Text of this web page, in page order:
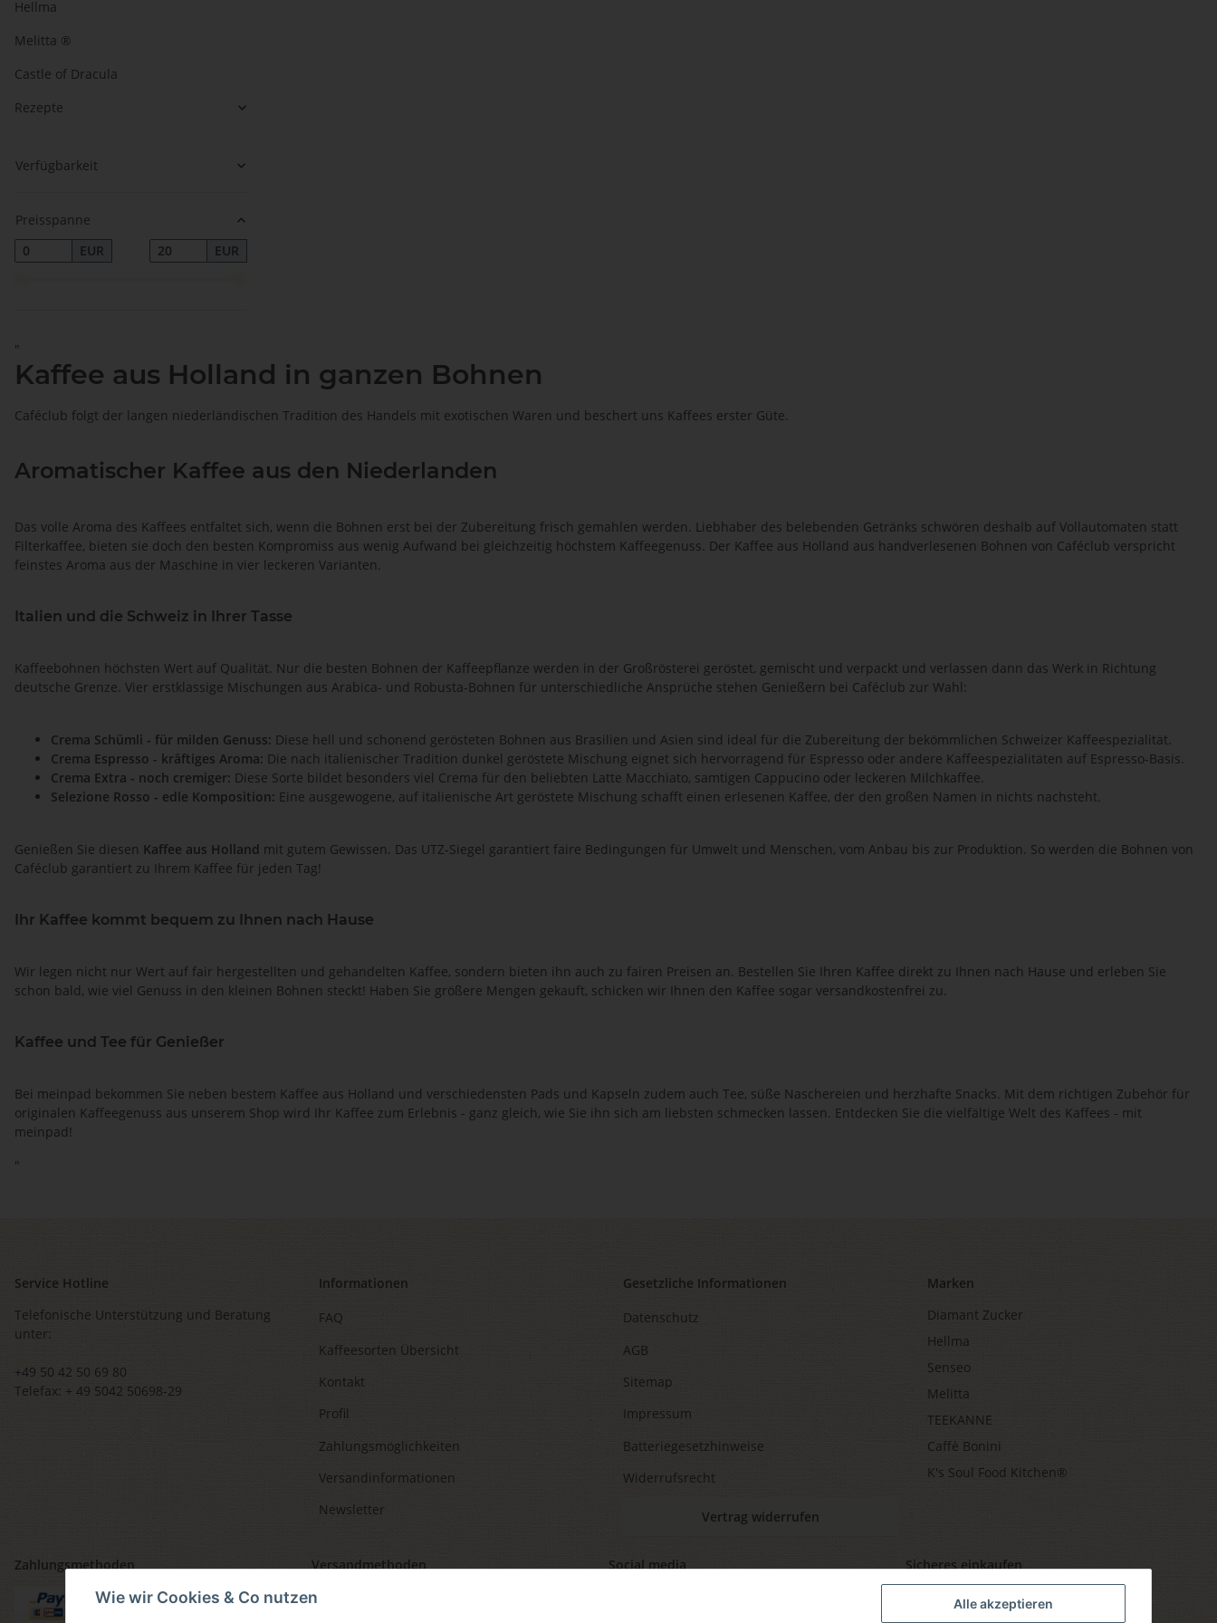
Alle akzeptieren
Wie wir Cookies & Co nutzen
Hellma
Melitta ®
Castle of Dracula
Rezepte
Verfügbarkeit
Preisspanne
EUR
EUR
"
Kaffee aus Holland in ganzen Bohnen
Caféclub folgt der langen niederländischen Tradition des Handels mit exotischen Waren und beschert uns Kaffees erster Güte.
Aromatischer Kaffee aus den Niederlanden
Das volle Aroma des Kaffees entfaltet sich, wenn die Bohnen erst bei der Zubereitung frisch gemahlen werden. Liebhaber des belebenden Getränks schwören deshalb auf Vollautomaten statt
Filterkaffee, bieten sie doch den besten Kompromiss aus wenig Aufwand bei gleichzeitig höchstem Kaffeegenuss. Der Kaffee aus Holland aus handverlesenen Bohnen von Caféclub verspricht
feinstes Aroma aus der Maschine in vier leckeren Varianten.
Italien und die Schweiz in Ihrer Tasse
Kaffeebohnen höchsten Wert auf Qualität. Nur die besten Bohnen der Kaffeepflanze werden in der Großrösterei geröstet, gemischt und verpackt und verlassen dann das Werk in Richtung
deutsche Grenze. Vier erstklassige Mischungen aus Arabica- und Robusta-Bohnen für unterschiedliche Ansprüche stehen Genießern bei Caféclub zur Wahl:
Crema Schümli - für milden Genuss: Diese hell und schonend gerösteten Bohnen aus Brasilien und Asien sind ideal für die Zubereitung der bekömmlichen Schweizer Kaffeespezialität.
Crema Espresso - kräftiges Aroma: Die nach italienischer Tradition dunkel geröstete Mischung eignet sich hervorragend für Espresso oder andere Kaffeespezialitäten auf Espresso-Basis.
Crema Extra - noch cremiger: Diese Sorte bildet besonders viel Crema für den beliebten Latte Macchiato, samtigen Cappucino oder leckeren Milchkaffee.
Selezione Rosso - edle Komposition: Eine ausgewogene, auf italienische Art geröstete Mischung schafft einen erlesenen Kaffee, der den großen Namen in nichts nachsteht.
Genießen Sie diesen Kaffee aus Holland mit gutem Gewissen. Das UTZ-Siegel garantiert faire Bedingungen für Umwelt und Menschen, vom Anbau bis zur Produktion. So werden die Bohnen von
Caféclub garantiert zu Ihrem Kaffee für jeden Tag!
Ihr Kaffee kommt bequem zu Ihnen nach Hause
Wir legen nicht nur Wert auf fair hergestellten und gehandelten Kaffee, sondern bieten ihn auch zu fairen Preisen an. Bestellen Sie Ihren Kaffee direkt zu Ihnen nach Hause und erleben Sie
schon bald, wie viel Genuss in den kleinen Bohnen steckt! Haben Sie größere Mengen gekauft, schicken wir Ihnen den Kaffee sogar versandkostenfrei zu.
Kaffee und Tee für Genießer
Bei meinpad bekommen Sie neben bestem Kaffee aus Holland und verschiedensten Pads und Kapseln zudem auch Tee, süße Naschereien und herzhafte Snacks. Mit dem richtigen Zubehör für
originalen Kaffeegenuss aus unserem Shop wird Ihr Kaffee zum Erlebnis - ganz gleich, wie Sie ihn sich am liebsten schmecken lassen. Entdecken Sie die vielfältige Welt des Kaffees - mit
meinpad!
"
Service Hotline
Telefonische Unterstützung und Beratung
unter:
+49 50 42 50 69 80
Telefax: + 49 5042 50698-29
Informationen
FAQ
Kaffeesorten Übersicht
Kontakt
Profil
Zahlungsmöglichkeiten
Versandinformationen
Newsletter
Gesetzliche Informationen
Datenschutz
AGB
Sitemap
Impressum
Batteriegesetzhinweise
Widerrufsrecht
Vertrag widerrufen
Marken
Diamant Zucker
Hellma
Senseo
Melitta
TEEKANNE
Caffè Bonini
K's Soul Food Kitchen®
Zahlungsmethoden Versandmethoden Social media Sicheres einkaufen